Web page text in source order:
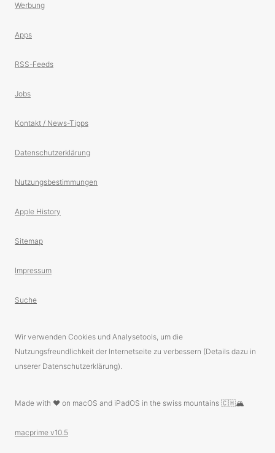
Werbung
Apps
RSS-Feeds
Jobs
Kontakt / News-Tipps
Datenschutzerklärung
Nutzungsbestimmungen
Apple History
Sitemap
Impressum
Suche
Wir verwenden Cookies und Analysetools, um die
Nutzungsfreundlichkeit der Internetseite zu verbessern (Details dazu in
unserer Datenschutzerklärung).
Made with ❤️ on macOS and iPadOS in the swiss mountains 🇨🇭🏔
macprime v10.5